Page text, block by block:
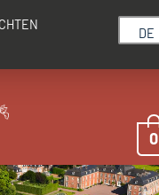
DE
0